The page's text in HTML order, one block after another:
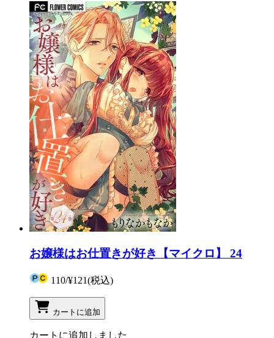
お嬢様はお仕置きが好き【マイクロ】 24
110/¥121(税込)
カートに追加
カートに追加しました